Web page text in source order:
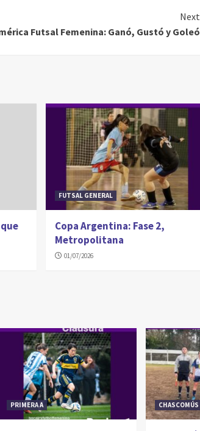
Next
Futsal Femenina: Ganó, Gustó y Goleó
FUTSAL GENERAL
Copa Argentina: Fase 2,
Metropolitana
01/07/2026
PRIMERA A CHASCOMÚS